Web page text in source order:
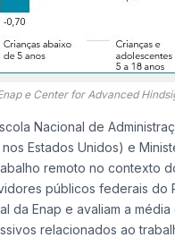
e Center for Advanced
Nacional de
Estados Unidos) e
remoto no contexto
públicos federais do
da Enap e avaliam a
relacionados ao